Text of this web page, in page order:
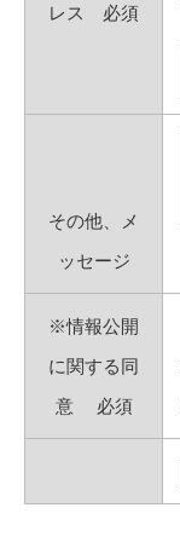
レス 必須
その他、メ
ッセージ
※情報公開
に関する同
意
必須